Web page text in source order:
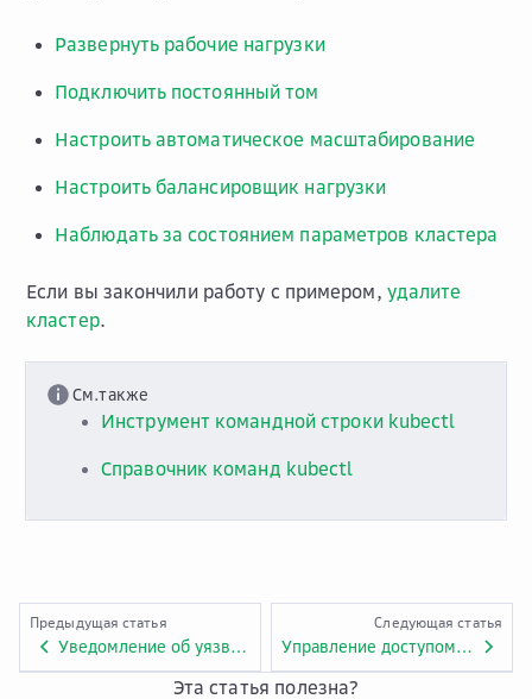
Развернуть рабочие нагрузки
Подключить постоянный том
Настроить автоматическое масштабирование
Настроить балансировщик нагрузки
Наблюдать за состоянием параметров кластера
Если вы закончили работу с примером, удалите
кластер.
См.также
Инструмент командной строки kubectl
Справочник команд kubectl
Предыдущая статья
Уведомление об уязвимости Dirty Frag CVE-2026-43284
Следующая статья
Управление доступом в Managed Kubernetes
Эта статья полезна?